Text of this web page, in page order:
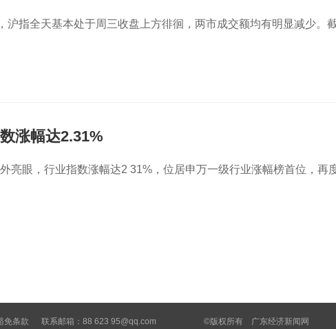
指全天基本处于周三收盘上方徘徊，两市成交额均有明显减少。
涨幅达2.31%
亮眼，行业指数涨幅达2 31%，位居申万一级行业涨幅榜首位，再
明 豁免条款 联系邮箱：88 623 95@qq.com ©版权所有 广东经济新闻网